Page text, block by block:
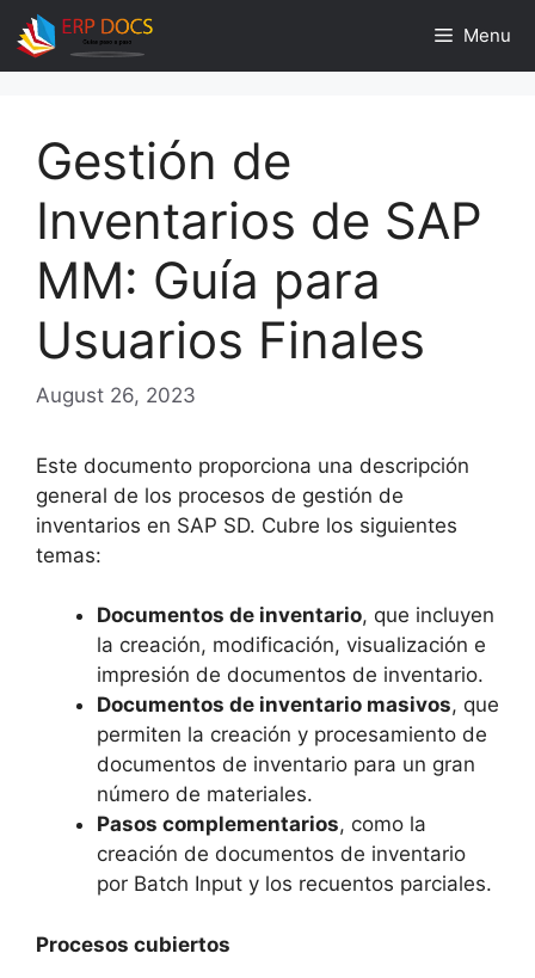
Skip
to
content
Menu
Gestión de
Inventarios de SAP
MM: Guía para
Usuarios Finales
August 26, 2023
Este documento proporciona una descripción
general de los procesos de gestión de
inventarios en SAP SD. Cubre los siguientes
temas:
Documentos de inventario, que incluyen
la creación, modificación, visualización e
impresión de documentos de inventario.
Documentos de inventario masivos, que
permiten la creación y procesamiento de
documentos de inventario para un gran
número de materiales.
Pasos complementarios, como la
creación de documentos de inventario
por Batch Input y los recuentos parciales.
Procesos cubiertos